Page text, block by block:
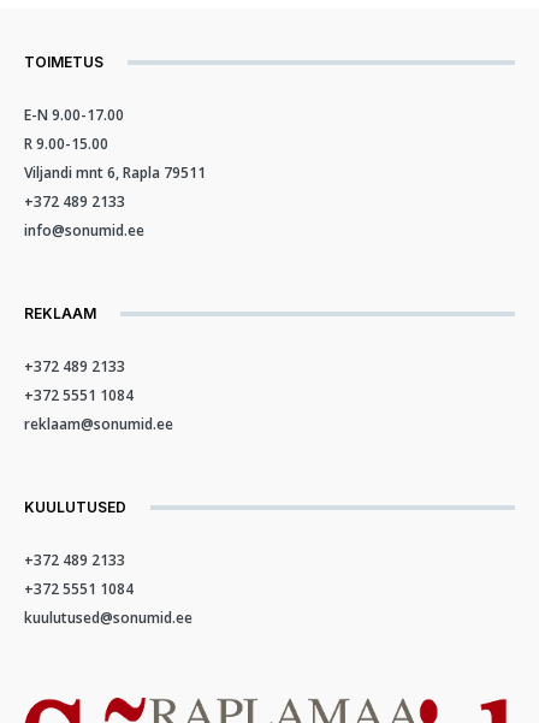
TOIMETUS
E-N 9.00-17.00
R 9.00-15.00
Viljandi mnt 6, Rapla 79511
+372 489 2133
info@sonumid.ee
REKLAAM
+372 489 2133
+372 5551 1084
reklaam@sonumid.ee
KUULUTUSED
+372 489 2133
+372 5551 1084
kuulutused@sonumid.ee